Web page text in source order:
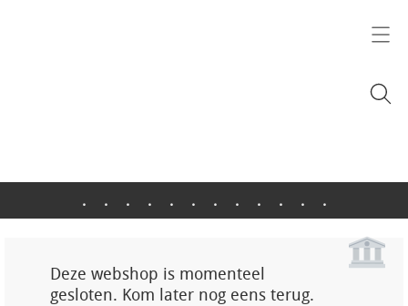
. . . . . . . . . . . .
Deze webshop is momenteel
gesloten. Kom later nog eens terug.